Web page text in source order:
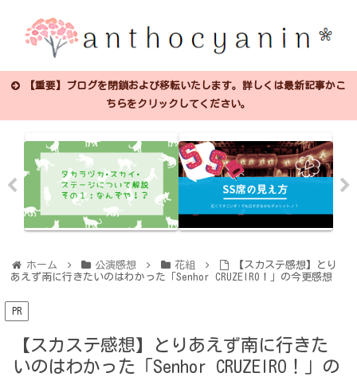
【重要】ブログを閉鎖および移転いたします。詳しくは最新記事かこ
ちらをクリックしてください。
ホーム 公演感想 花組
【スカステ感想】とり
あえず南に行きたいのはわかった「Senhor CRUZEIRO！」の今更感想
PR
【スカステ感想】とりあえず南に行きた
いのはわかった「Senhor CRUZEIRO！」の